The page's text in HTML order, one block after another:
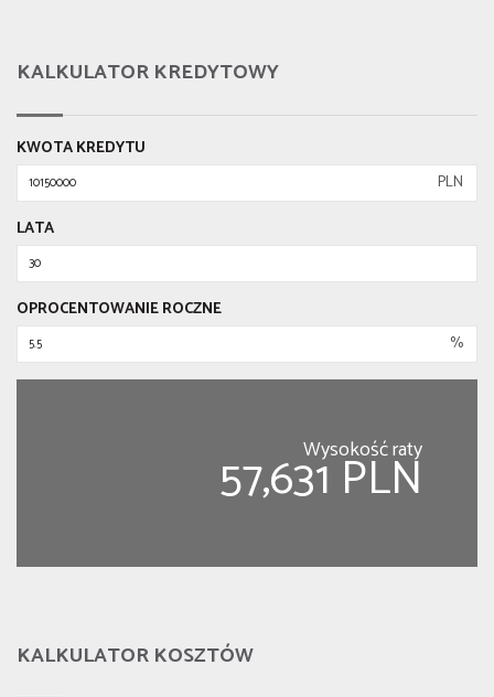
KALKULATOR KREDYTOWY
KWOTA KREDYTU
PLN
LATA
OPROCENTOWANIE ROCZNE
%
Wysokość raty
57,631 PLN
KALKULATOR KOSZTÓW